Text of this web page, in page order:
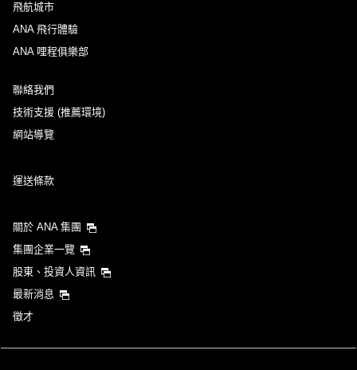
飛航城市
ANA 飛行體驗
ANA 哩程俱樂部
聯絡我們
技術支援 (推薦環境)
網站導覽
運送條款
關於 ANA 集團
集團企業一覽
股東、投資人資訊
最新消息
徵才